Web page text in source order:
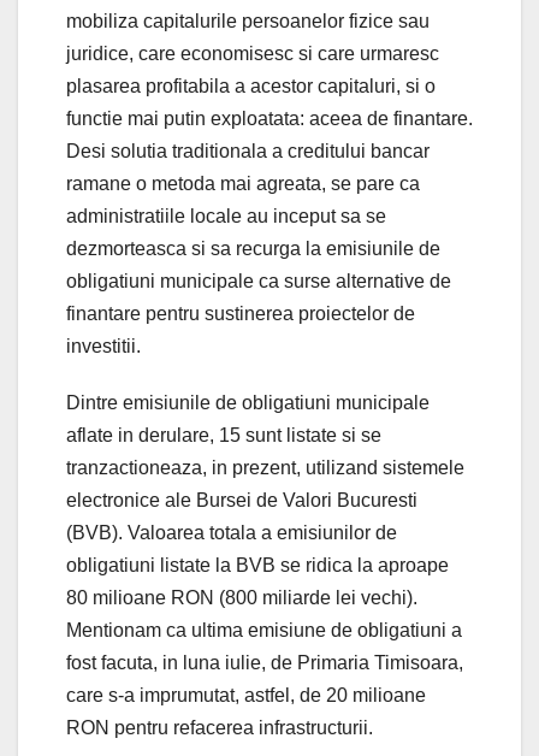
mobiliza capitalurile persoanelor fizice sau
juridice, care economisesc si care urmaresc
plasarea profitabila a acestor capitaluri, si o
functie mai putin exploatata: aceea de finantare.
Desi solutia traditionala a creditului bancar
ramane o metoda mai agreata, se pare ca
administratiile locale au inceput sa se
dezmorteasca si sa recurga la emisiunile de
obligatiuni municipale ca surse alternative de
finantare pentru sustinerea proiectelor de
investitii.
Dintre emisiunile de obligatiuni municipale
aflate in derulare, 15 sunt listate si se
tranzactioneaza, in prezent, utilizand sistemele
electronice ale Bursei de Valori Bucuresti
(BVB). Valoarea totala a emisiunilor de
obligatiuni listate la BVB se ridica la aproape
80 milioane RON (800 miliarde lei vechi).
Mentionam ca ultima emisiune de obligatiuni a
fost facuta, in luna iulie, de Primaria Timisoara,
care s-a imprumutat, astfel, de 20 milioane
RON pentru refacerea infrastructurii.